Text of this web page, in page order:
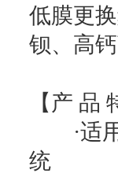
低膜更
钡、高
【产 品
·适用
统